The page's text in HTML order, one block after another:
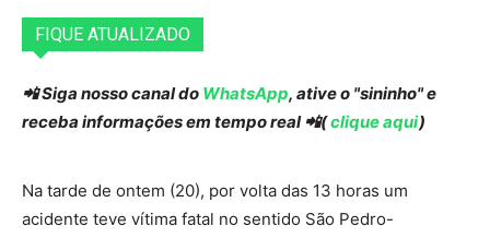
FIQUE ATUALIZADO
📲 Siga nosso canal do WhatsApp, ative o "sininho" e
receba informações em tempo real 📲(clique aqui)
Na tarde de ontem (20), por volta das 13 horas um
acidente teve vítima fatal no sentido São Pedro-